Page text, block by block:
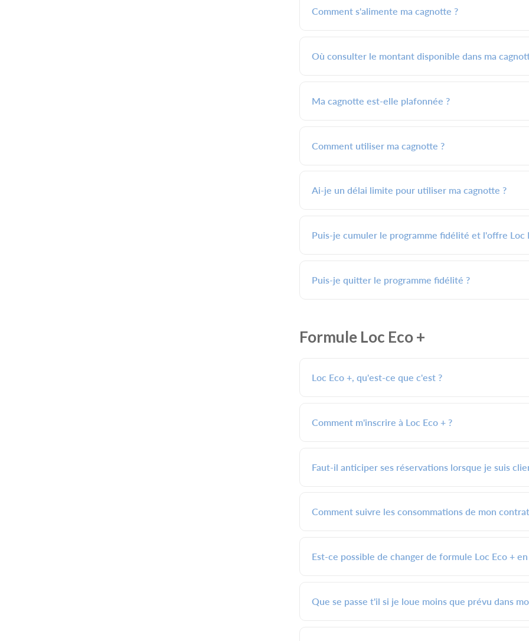
Comment s'alimente ma cagnotte ?
Où consulter le montant disponible dans ma
Ma cagnotte est-elle plafonnée ?
Comment utiliser ma cagnotte ?
Ai-je un délai limite pour utiliser ma cagnotte ?
Puis-je cumuler le programme fidélité et l'offre Loc
Puis-je quitter le programme fidélité ?
Formule Loc Eco +
Loc Eco +, qu'est-ce que c'est ?
Comment m'inscrire à Loc Eco + ?
Faut-il anticiper ses réservations lorsque je suis
Comment suivre les consommations de mon
Est-ce possible de changer de formule Loc Eco +
Que se passe t'il si je loue moins que prévu dans